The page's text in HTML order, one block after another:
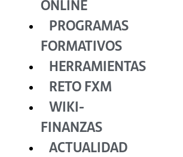
ONLINE
PROGRAMAS
FORMATIVOS
HERRAMIENTAS
RETO FXM
WIKI-
FINANZAS
ACTUALIDAD